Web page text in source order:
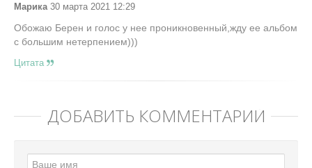
Марика 30 марта 2021 12:29
Обожаю Берен и голос у нее проникновенный,жду ее альбом
с большим нетерпением)))
Цитата
ДОБАВИТЬ КОММЕНТАРИЙ